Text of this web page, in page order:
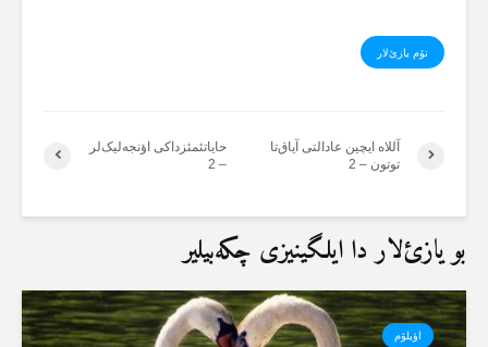
تۆم یازئ‌لار
حایاتئمئزداکی اؤنجەلیک‌لر
– 2
آللاە ایچین عادالتی آیاق‌تا
توتون – 2
بو یازئ‌لار دا ایلگینیزی چکەبیلیر
اؤیلۆم